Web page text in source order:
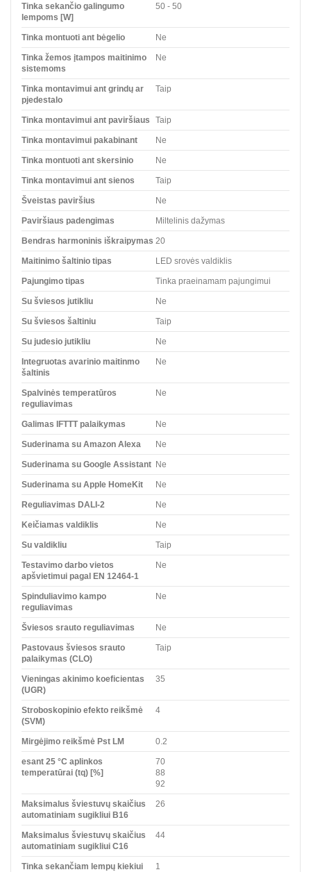
Tinka sekančio galingumo
lempoms [W]
50 - 50
Tinka montuoti ant bėgelio Ne
Tinka žemos įtampos maitinimo
sistemoms
Ne
Tinka montavimui ant grindų ar
pjedestalo
Taip
Tinka montavimui ant paviršiaus Taip
Tinka montavimui pakabinant Ne
Tinka montuoti ant skersinio Ne
Tinka montavimui ant sienos Taip
Šveistas paviršius Ne
Paviršiaus padengimas Miltelinis dažymas
Bendras harmoninis iškraipymas 20
Maitinimo šaltinio tipas LED srovės valdiklis
Pajungimo tipas Tinka praeinamam pajungimui
Su šviesos jutikliu Ne
Su šviesos šaltiniu Taip
Su judesio jutikliu Ne
Integruotas avarinio maitinmo
šaltinis
Ne
Spalvinės temperatūros
reguliavimas
Ne
Galimas IFTTT palaikymas Ne
Suderinama su Amazon Alexa Ne
Suderinama su Google Assistant Ne
Suderinama su Apple HomeKit Ne
Reguliavimas DALI-2 Ne
Keičiamas valdiklis Ne
Su valdikliu Taip
Testavimo darbo vietos
apšvietimui pagal EN 12464-1
Ne
Spinduliavimo kampo
reguliavimas
Ne
Šviesos srauto reguliavimas Ne
Pastovaus šviesos srauto
palaikymas (CLO)
Taip
Vieningas akinimo koeficientas
(UGR)
35
Stroboskopinio efekto reikšmė
(SVM)
4
Mirgėjimo reikšmė Pst LM 0.2
esant 25 °C aplinkos
temperatūrai (tq) [%]
70
88
92
Maksimalus šviestuvų skaičius
automatiniam sugikliui B16
26
Maksimalus šviestuvų skaičius
automatiniam sugikliui C16
44
Tinka sekančiam lempų kiekiui 1